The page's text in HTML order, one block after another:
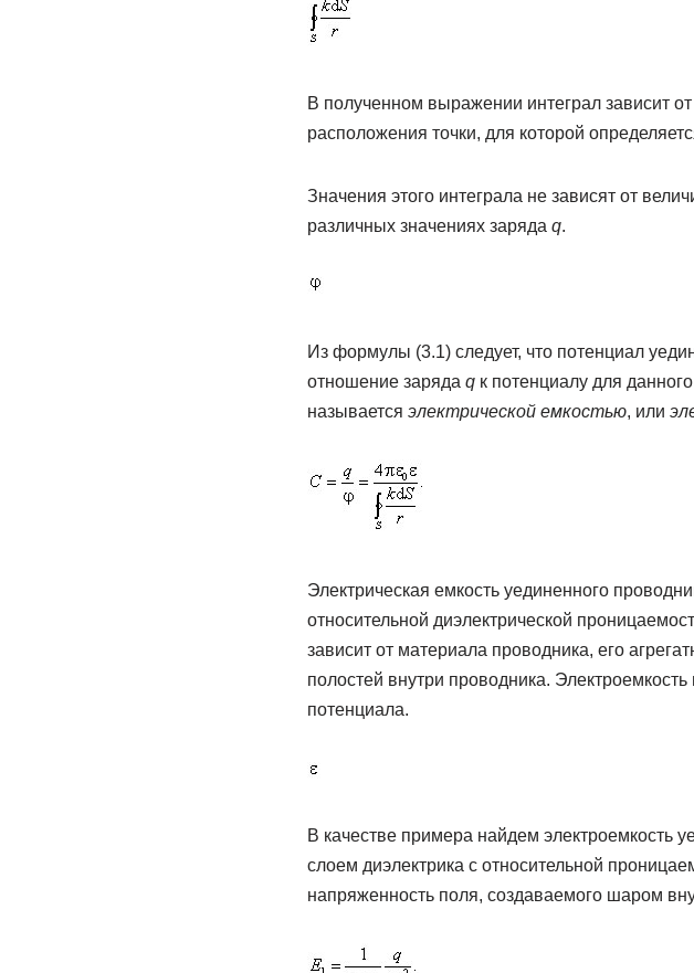
В полученном выражении интеграл зависит
расположения точки, для которой
Значения этого интеграла не зависят от
различных значениях заряда q.
Из формулы (3.1) следует, что потенциал
отношение заряда qк потенциалу для
называется электрической емкостью, или
Электрическая емкость уединенного
относительной диэлектрической
зависит от материала проводника, его
полостей внутри проводника.
потенциала.
В качестве примера найдем электроемкость
слоем диэлектрика с относительной
напряженность поля, создаваемого шаром